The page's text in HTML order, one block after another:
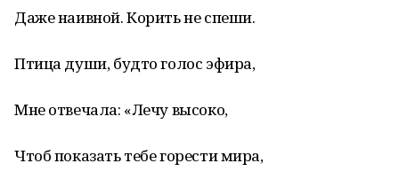
Даже наивной. Корить не спеши.
Птица души, будто голос эфира,
Мне отвечала: «Лечу высоко,
Чтоб показать тебе горести мира,